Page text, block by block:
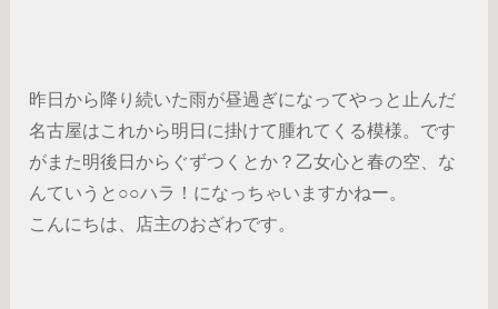
昨日から降り続いた雨が昼過ぎになってやっと止んだ
名古屋はこれから明日に掛けて腫れてくる模様。です
がまた明後日からぐずつくとか？乙女心と春の空、な
んていうと○○ハラ！になっちゃいますかねー。
こんにちは、店主のおざわです。